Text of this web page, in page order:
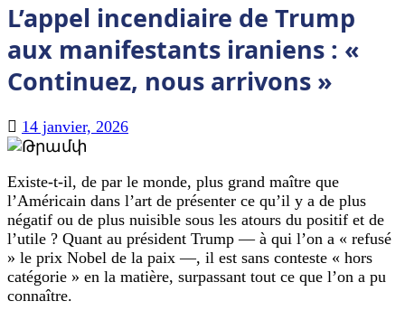
L’appel incendiaire de Trump
aux manifestants iraniens : «
Continuez, nous arrivons »
14 janvier, 2026
Existe-t-il, de par le monde, plus grand maître que
l’Américain dans l’art de présenter ce qu’il y a de plus
négatif ou de plus nuisible sous les atours du positif et de
l’utile ? Quant au président Trump — à qui l’on a « refusé
» le prix Nobel de la paix —, il est sans conteste « hors
catégorie » en la matière, surpassant tout ce que l’on a pu
connaître.